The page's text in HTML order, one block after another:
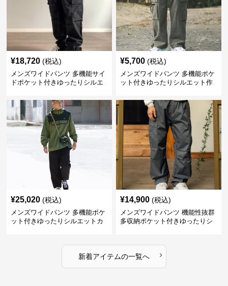
¥18,720 (税込)
メンズワイドパンツ 多機能サイ
ドポケット付きゆったりシルエ
¥5,700 (税込)
メンズワイドパンツ 多機能ポケ
ット付きゆったりシルエット作
¥25,020 (税込)
メンズワイドパンツ 多機能ポケ
ット付きゆったりシルエットカ
¥14,900 (税込)
メンズワイドパンツ 機能性抜群
多収納ポケット付きゆったりシ
新着アイテムの一覧へ ›